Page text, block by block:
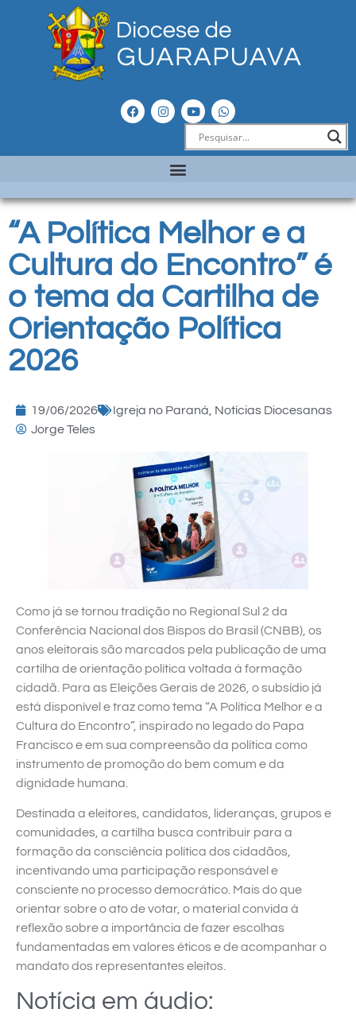
“A Política Melhor e a
Cultura do Encontro” é
o tema da Cartilha de
Orientação Política
2026
19/06/2026 Igreja no Paraná Notícias Diocesanas
Jorge Teles
Como já se tornou tradição no Regional Sul 2 da
Conferência Nacional dos Bispos do Brasil (CNBB), os
anos eleitorais são marcados pela publicação de uma
cartilha de orientação política voltada à formação
cidadã. Para as Eleições Gerais de 2026, o subsídio já
está disponível e traz como tema “A Política Melhor e a
Cultura do Encontro”, inspirado no legado do Papa
Francisco e em sua compreensão da política como
instrumento de promoção do bem comum e da
dignidade humana.
Destinada a eleitores, candidatos, lideranças, grupos e
comunidades, a cartilha busca contribuir para a
formação da consciência política dos cidadãos,
incentivando uma participação responsável e
consciente no processo democrático. Mais do que
orientar sobre o ato de votar, o material convida à
reflexão sobre a importância de fazer escolhas
fundamentadas em valores éticos e de acompanhar o
mandato dos representantes eleitos.
Notícia em áudio: